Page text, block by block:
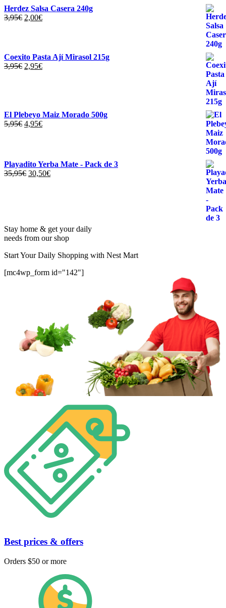
Herdez Salsa Casera 240g
3,95€ El
3,95€.
2,00€El
2,00€.
Coexito Pasta Ají Mirasol 215g
3,95€ El
2,95€El
El Plebeyo Maiz Morado 500g
5,95€ El
5,95€.
4,95€El
4,95€.
Playadito Yerba Mate - Pack de 3
35,95€ El
30,50€El
Stay home & get your daily
needs from our shop
Start Your Daily Shopping with Nest Mart
[mc4wp_form id="142"]
Best prices & offers
Orders $50 or more